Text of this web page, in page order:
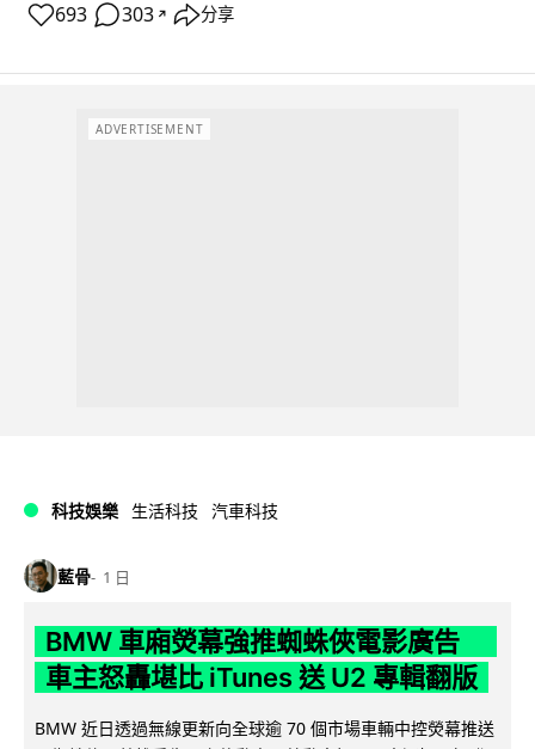
693 303 ↗ 分享
ADVERTISEMENT
科技娛樂 生活科技 汽車科技
藍骨 1 日
BMW 車廂熒幕強推蜘蛛俠電影廣告
車主怒轟堪比 iTunes 送 U2 專輯翻版
BMW 近日透過無線更新向全球逾 70 個市場車輛中控熒幕推送